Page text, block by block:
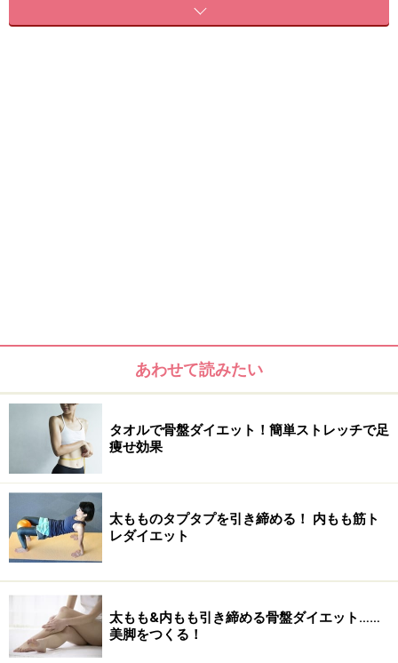
の生活では、他の筋肉に比べあまり使われることがない
みなさんは、この「内転筋」が眠ったままになっていま
めさせることです。バランスボールを使って簡単にでき
る、内転筋トレーニングをご紹介します。
バランスボールでカンタン内転筋(内もも)
のトレーニング
げます。
あわせて読みたい
タオルで骨盤ダイエット！簡単ストレッチで足
痩せ効果
太もものタプタプを引き締める！ 内もも筋ト
レダイエット
太もも&内もも引き締める骨盤ダイエット……
美脚をつくる！